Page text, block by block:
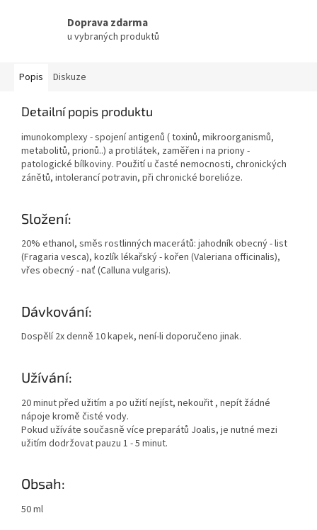
Doprava zdarma
u vybraných produktů
Popis Diskuze
Detailní popis produktu
imunokomplexy - spojení antigenů ( toxinů, mikroorganismů,
metabolitů, prionů..) a protilátek, zaměřen i na priony -
patologické bílkoviny. Použití u časté nemocnosti, chronických
zánětů, intolerancí potravin, při chronické borelióze.
Složení:
20% ethanol, směs rostlinných macerátů: jahodník obecný - list
(Fragaria vesca), kozlík lékařský - kořen (Valeriana officinalis),
vřes obecný - nať (Calluna vulgaris).
Dávkování:
Dospělí 2x denně 10 kapek, není-li doporučeno jinak.
Užívání:
20 minut před užitím a po užití nejíst, nekouřit , nepít žádné
nápoje kromě čisté vody.
Pokud užíváte současně více preparátů Joalis, je nutné mezi
užitím dodržovat pauzu 1 - 5 minut.
Obsah:
50 ml